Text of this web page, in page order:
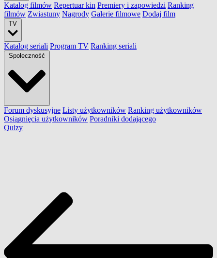
Katalog filmów Repertuar kin Premiery i zapowiedzi Ranking
filmów Zwiastuny Nagrody Galerie filmowe Dodaj film
TV
Katalog seriali Program TV Ranking seriali
Społeczność
Forum dyskusyjne Listy użytkowników Ranking użytkowników
Osiągnięcia użytkowników Poradniki dodającego
Quizy